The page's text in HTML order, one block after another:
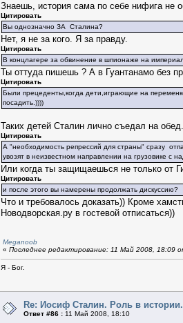
Знаешь, история сама по себе нифига не
Цитировать
Вы однозначно ЗА Сталина?
Нет, я не за кого. Я за правду.
Цитировать
В концлагере за обвинение в шпионаже на
Ты оттуда пишешь ? А в Гуантанамо без
Цитировать
Были прецеденты,когда дети,играющие на
посадить.))))
Таких детей Сталин лично съедал на
Цитировать
А "необходимость репрессий для страны" сразу
увозят в неизвестном направлении на грузовике с
Или когда ты защищаешься не только от
Цитировать
и после этого вы намерены продолжать
Что и требовалось доказать)) Кроме
Новодворская.ру в гостевой отписаться))
Meganoob
« Последнее редактирование: 11 Май 2008, 18:09
Я - Бог.
Re: Иосиф Сталин. Роль в истории.
Ответ #86 : 11 Май 2008, 18:10